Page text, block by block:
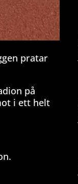
pratar
på
i ett helt